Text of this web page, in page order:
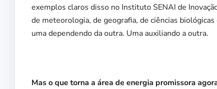
exemplos claros disso no Instituto SENAI de
de meteorologia, de geografia, de ciências
uma dependendo da outra. Uma auxiliando a outra.
Mas o que torna a área de energia promissora